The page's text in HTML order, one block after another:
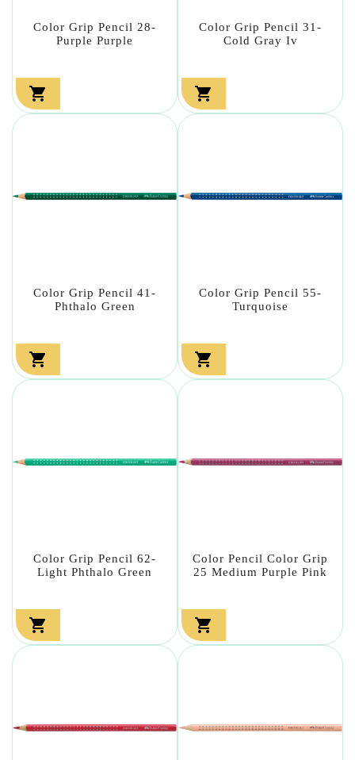
Color Grip Pencil 28-
Purple Purple

Color Grip Pencil 31-
Cold Gray Iv

Color Grip Pencil 41-
Phthalo Green

Color Grip Pencil 55-
Turquoise

Color Grip Pencil 62-
Light Phthalo Green

Color Pencil Color Grip
25 Medium Purple Pink
